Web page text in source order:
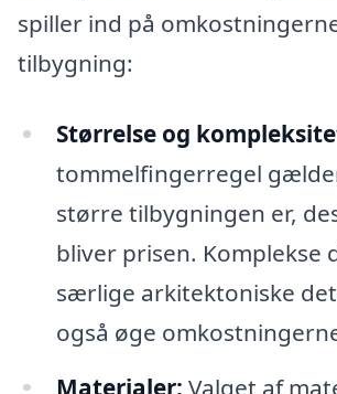
spiller ind på
tilbygning:
Størrelse og
tommelfingerregel
større tilbygningen er,
bliver prisen. Komplekse
særlige arkitektoniske
også øge
Materialer: Valget af